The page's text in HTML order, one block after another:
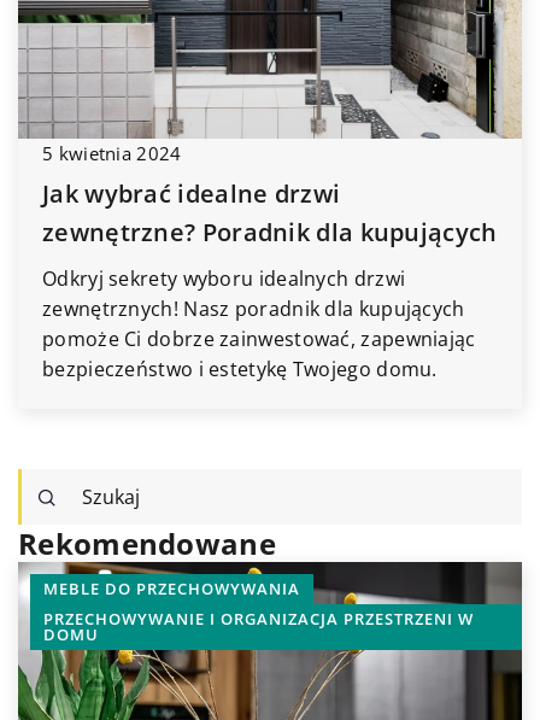
5 kwietnia 2024
Jak wybrać idealne drzwi
zewnętrzne? Poradnik dla kupujących
Odkryj sekrety wyboru idealnych drzwi
zewnętrznych! Nasz poradnik dla kupujących
pomoże Ci dobrze zainwestować, zapewniając
bezpieczeństwo i estetykę Twojego domu.
Rekomendowane
WYPOCZYNEK I RELAKS